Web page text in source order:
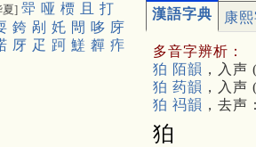
夏] 斝 哑 槚 且
打
銙 剐 奼 閜 哆 庌
厊 疋 跒 䱹 奲 痄
漢語字典 康
多音字辨析：
狛 陌韻 ，入声
狛 药韻 ，入
狛 祃韻 ，去声
狛